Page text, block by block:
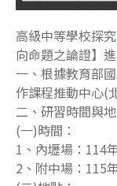
高級中等學校探
向命題之論證】
一、根據教育部
作課程推動中心(
二、研習時間與
(一)時間：
1、內壢場：114
2、附中場：115